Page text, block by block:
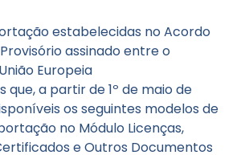
estabelecidas no Acordo
assinado entre o
Europeia
que, a partir de 1º de maio de
os seguintes modelos de
no Módulo Licenças,
e Outros Documentos